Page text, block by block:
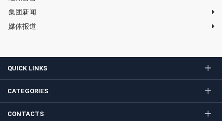
集团新闻
媒体报道
QUICK LINKS
CATEGORIES
CONTACTS